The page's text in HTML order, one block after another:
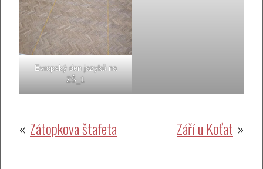
Evropský den jazyků na
ZŠ_1
Navigace
Zátopkova štafeta Září u Koťat